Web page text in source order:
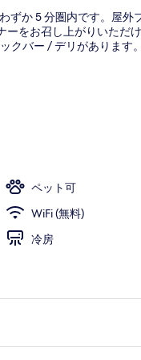
ずか 5 分圏内です。屋外
をお召し上がりいただ
クバー / デリがあります
ペット可
WiFi (無料)
冷房